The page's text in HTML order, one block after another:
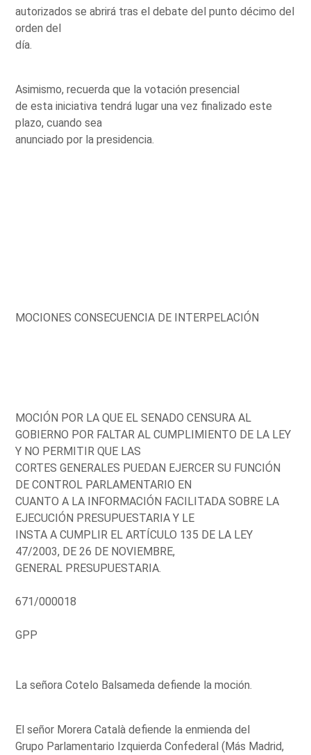
autorizados se abrirá tras el debate del punto décimo del
orden del
día.
Asimismo, recuerda que la votación presencial
de esta iniciativa tendrá lugar una vez finalizado este
plazo, cuando sea
anunciado por la presidencia.
MOCIONES CONSECUENCIA DE INTERPELACIÓN
MOCIÓN POR LA QUE EL SENADO CENSURA AL
GOBIERNO POR FALTAR AL CUMPLIMIENTO DE LA LEY
Y NO PERMITIR QUE LAS
CORTES GENERALES PUEDAN EJERCER SU FUNCIÓN
DE CONTROL PARLAMENTARIO EN
CUANTO A LA INFORMACIÓN FACILITADA SOBRE LA
EJECUCIÓN PRESUPUESTARIA Y LE
INSTA A CUMPLIR EL ARTÍCULO 135 DE LA LEY
47/2003, DE 26 DE NOVIEMBRE,
GENERAL PRESUPUESTARIA.
671/000018
GPP
La señora Cotelo Balsameda defiende la moción.
El señor Morera Català defiende la enmienda del
Grupo Parlamentario Izquierda Confederal (Más Madrid,